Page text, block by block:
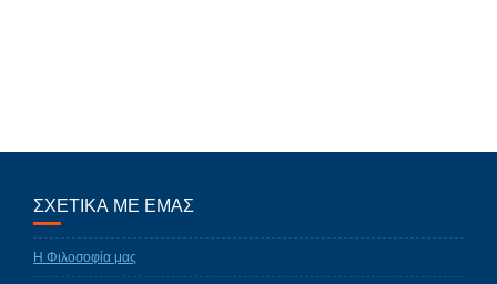
ΣΧΕΤΙΚΑ ΜΕ ΕΜΑΣ
Η Φιλοσοφία μας